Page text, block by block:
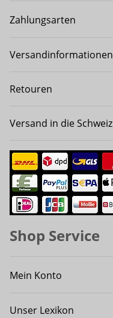
Zahlungsarten
Versandinformationen
Retouren
Versand in die Schweiz
Shop Service
Mein Konto
Unser Lexikon